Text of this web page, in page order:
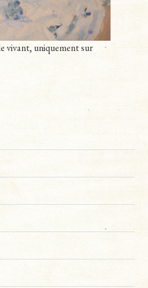
vivant, uniquement sur